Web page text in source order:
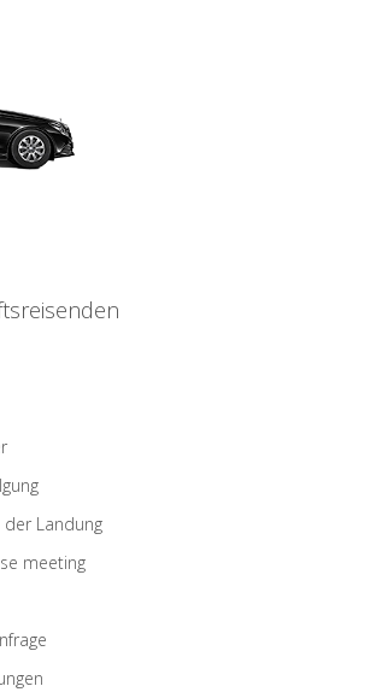
Landung
meeting